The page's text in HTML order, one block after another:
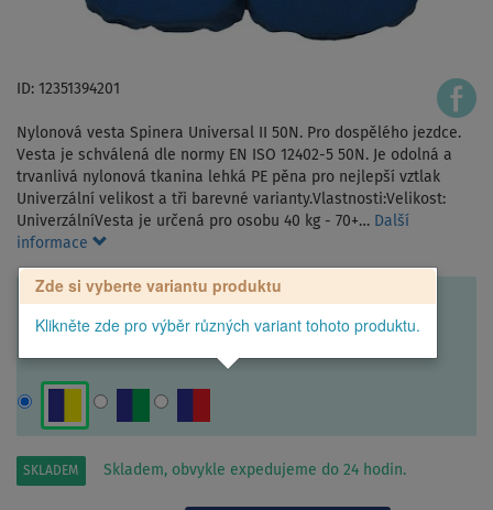
ID: 12351394201
Nylonová vesta Spinera Universal II 50N. Pro dospělého jezdce.
Vesta je schválená dle normy EN ISO 12402-5 50N. Je odolná a
trvanlivá nylonová tkanina lehká PE pěna pro nejlepší vztlak
Univerzální velikost a tři barevné varianty.Vlastnosti:Velikost:
UniverzálníVesta je určená pro osobu 40 kg - 70+… Další
informace
Zde si vyberte variantu produktu
Klikněte zde pro výběr různých variant tohoto produktu.
SKLADEM Skladem, obvykle expedujeme do 24 hodin.